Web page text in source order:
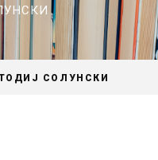
СОЛУНСКИ